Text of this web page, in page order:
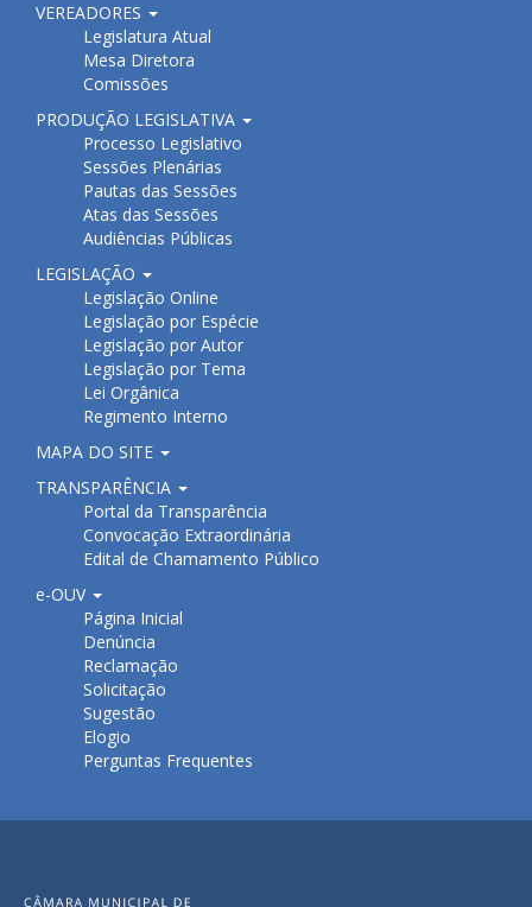
VEREADORES
Legislatura Atual
Mesa Diretora
Comissões
PRODUÇÃO LEGISLATIVA
Processo Legislativo
Sessões Plenárias
Pautas das Sessões
Atas das Sessões
Audiências Públicas
LEGISLAÇÃO
Legislação Online
Legislação por Espécie
Legislação por Autor
Legislação por Tema
Lei Orgânica
Regimento Interno
MAPA DO SITE
TRANSPARÊNCIA
Portal da Transparência
Convocação Extraordinária
Edital de Chamamento Público
e-OUV
Página Inicial
Denúncia
Reclamação
Solicitação
Sugestão
Elogio
Perguntas Frequentes